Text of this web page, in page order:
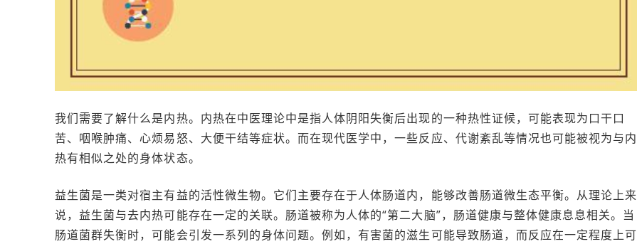
我们需要了解什么是内热。内热在中医理论中是指人体阴阳失衡后出现的一种热性证候，可能表现为口干口
苦、咽喉肿痛、心烦易怒、大便干结等症状。而在现代医学中，一些反应、代谢紊乱等情况也可能被视为与内
热有相似之处的身体状态。
益生菌是一类对宿主有益的活性微生物。它们主要存在于人体肠道内，能够改善肠道微生态平衡。从理论上来
说，益生菌与去内热可能存在一定的关联。肠道被称为人体的“第二大脑”，肠道健康与整体健康息息相关。当
肠道菌群失衡时，可能会引发一系列的身体问题。例如，有害菌的滋生可能导致肠道，而反应在一定程度上可